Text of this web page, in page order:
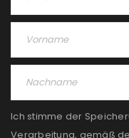
Ich stimme der
Verarbeitung, gemäß